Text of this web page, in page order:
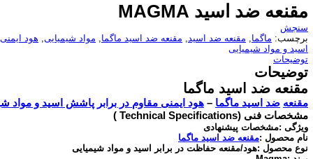
مقنعه ضد اسید MAGMA
سنجش
برچسب: ماگما, مقنعه ضد اسید, مقنعه ضد اسید ماگما, مواد شیمیایی, هود
اسید و مواد شیمیایی
توضیحات
توضیحات
مقنعه ضد اسید ماگما
مقنعه ضد اسید ماگما – هود ایمنی مقاوم در برابر پاشش اسید و مواد
مشخصات فنی (Technical Specifications )
ویژگی :مشخصات پیشنهادی
نام محصول :مقنعه ضد اسید ماگما
نوع محصول :هود/مقنعه حفاظت در برابر اسید و مواد شیمیایی